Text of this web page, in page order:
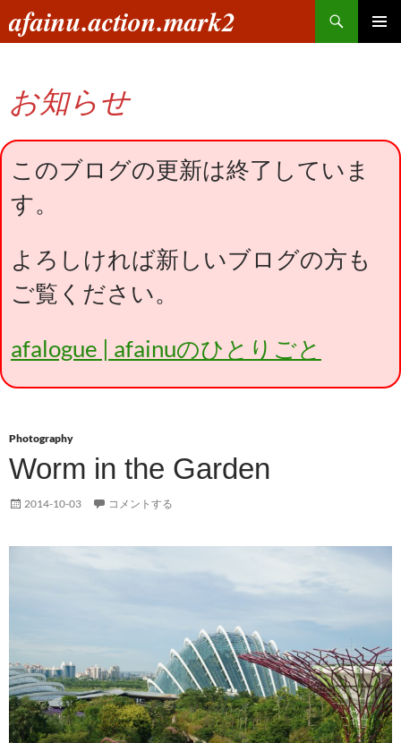
ン
へ
ス
キ
プ
afainu.action.mark2
索
お知らせ
このブログの更新は終了していま
す。
よろしければ新しいブログの方も
ご覧ください。
afalogue | afainuのひとりごと
Photography
Worm in the Garden
2014-10-03 コメントする